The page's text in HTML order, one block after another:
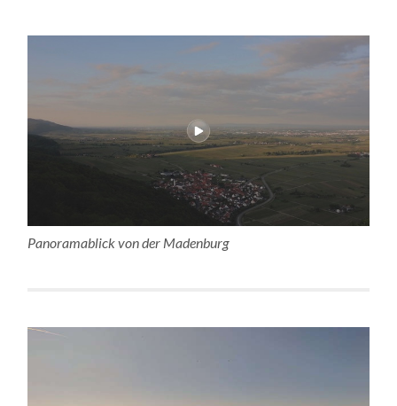
Panoramablick von der Madenburg